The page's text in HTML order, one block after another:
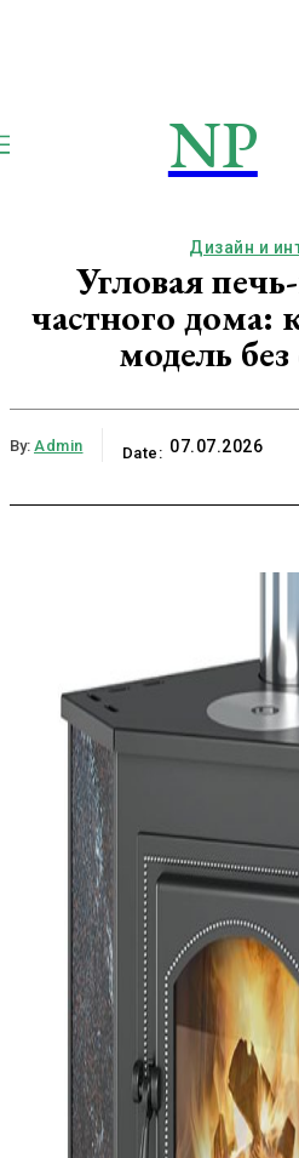
NP
Дизайн и
Угловая
частного дома:
модель
By: Admin Date: 07.07.2026